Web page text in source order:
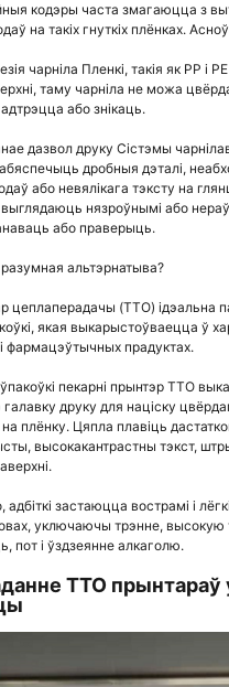
кодэры часта змагаюцца з
на такіх гнуткіх плёнках.
чарніла Пленкі, такія як PP і
таму чарніла не можа
або знікаць.
дазвол друку Сістэмы
дробныя дэталі,
або невялікага тэксту на
выглядаюць нязроўнымі або
або праверыць.
альтэрнатыва?
цеплаперадачы (TTO) ідэальна
якая выкарыстоўваецца ў
фармацэўтычных прадуктах.
пекарні прынтэр TTO
друку для націску
плёнку. Цяпла плавіць
высокакантрастны тэкст,
застаюцца вострамі і
уключаючы трэнне, высокую
пот і ўздзеянне алкаголю.
TTO прынтараў